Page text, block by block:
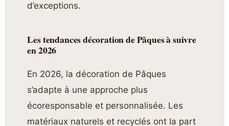
d’exceptions.
Les tendances décoration de Pâques à suivre
en 2026
En 2026, la décoration de Pâques
s’adapte à une approche plus
écoresponsable et personnalisée. Les
matériaux naturels et recyclés ont la part